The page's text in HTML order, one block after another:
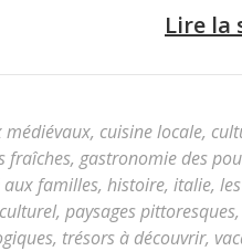
Lire la
médiévaux, cuisine locale,
fraîches, gastronomie des
familles, histoire, italie,
, paysages pittoresques,
, trésors à découvrir,